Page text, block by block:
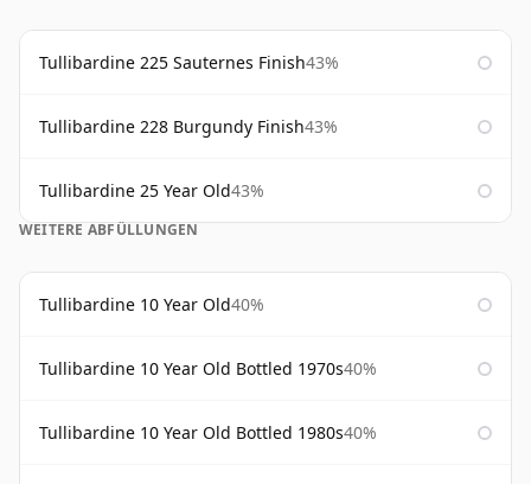
Tullibardine 225 Sauternes Finish43%
Tullibardine 228 Burgundy Finish43%
Tullibardine 25 Year Old43%
WEITERE ABFÜLLUNGEN
Tullibardine 10 Year Old40%
Tullibardine 10 Year Old Bottled 1970s40%
Tullibardine 10 Year Old Bottled 1980s40%